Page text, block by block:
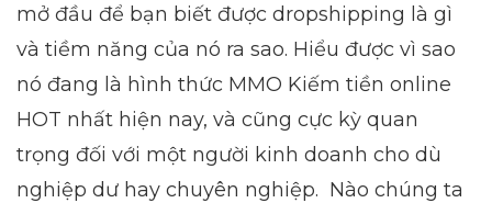
mở đầu để bạn biết được dropshipping là gì
và tiềm năng của nó ra sao. Hiểu được vì sao
nó đang là hình thức MMO Kiếm tiền online
HOT nhất hiện nay, và cũng cực kỳ quan
trọng đối với một người kinh doanh cho dù
nghiệp dư hay chuyên nghiệp. Nào chúng ta